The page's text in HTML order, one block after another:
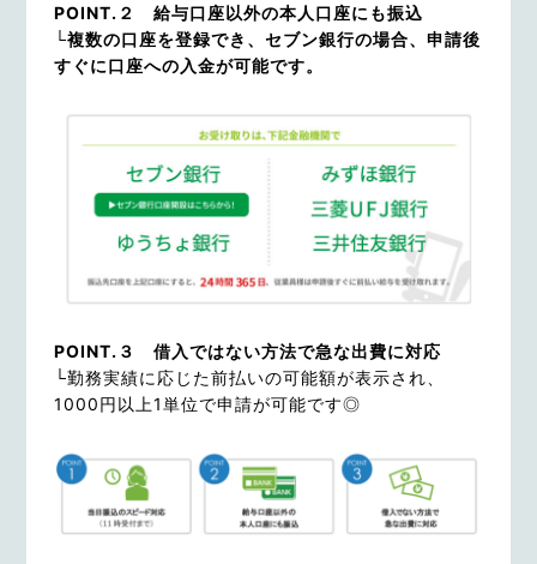
POINT.２ 給与口座以外の本人口座にも振込
└複数の口座を登録でき、セブン銀行の場合、申請後
すぐに口座への入金が可能です。
POINT.３ 借入ではない方法で急な出費に対応
└勤務実績に応じた前払いの可能額が表示され、
1000円以上1単位で申請が可能です◎